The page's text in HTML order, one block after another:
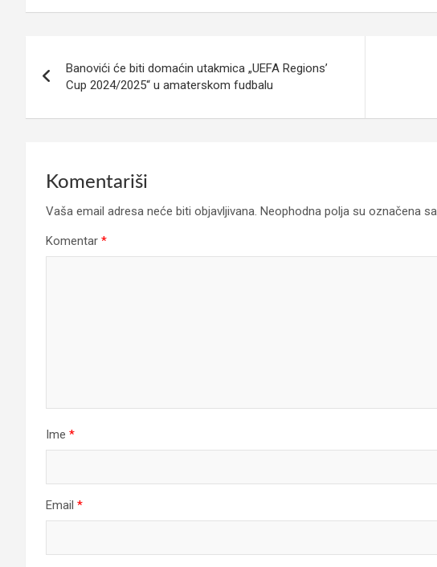
članaka
Banovići će biti domaćin utakmica „UEFA Regions’
Cup 2024/2025“ u amaterskom fudbalu
Komentariši
Vaša email adresa neće biti objavljivana. Neophodna polja su označena sa
Komentar *
Ime *
Email *